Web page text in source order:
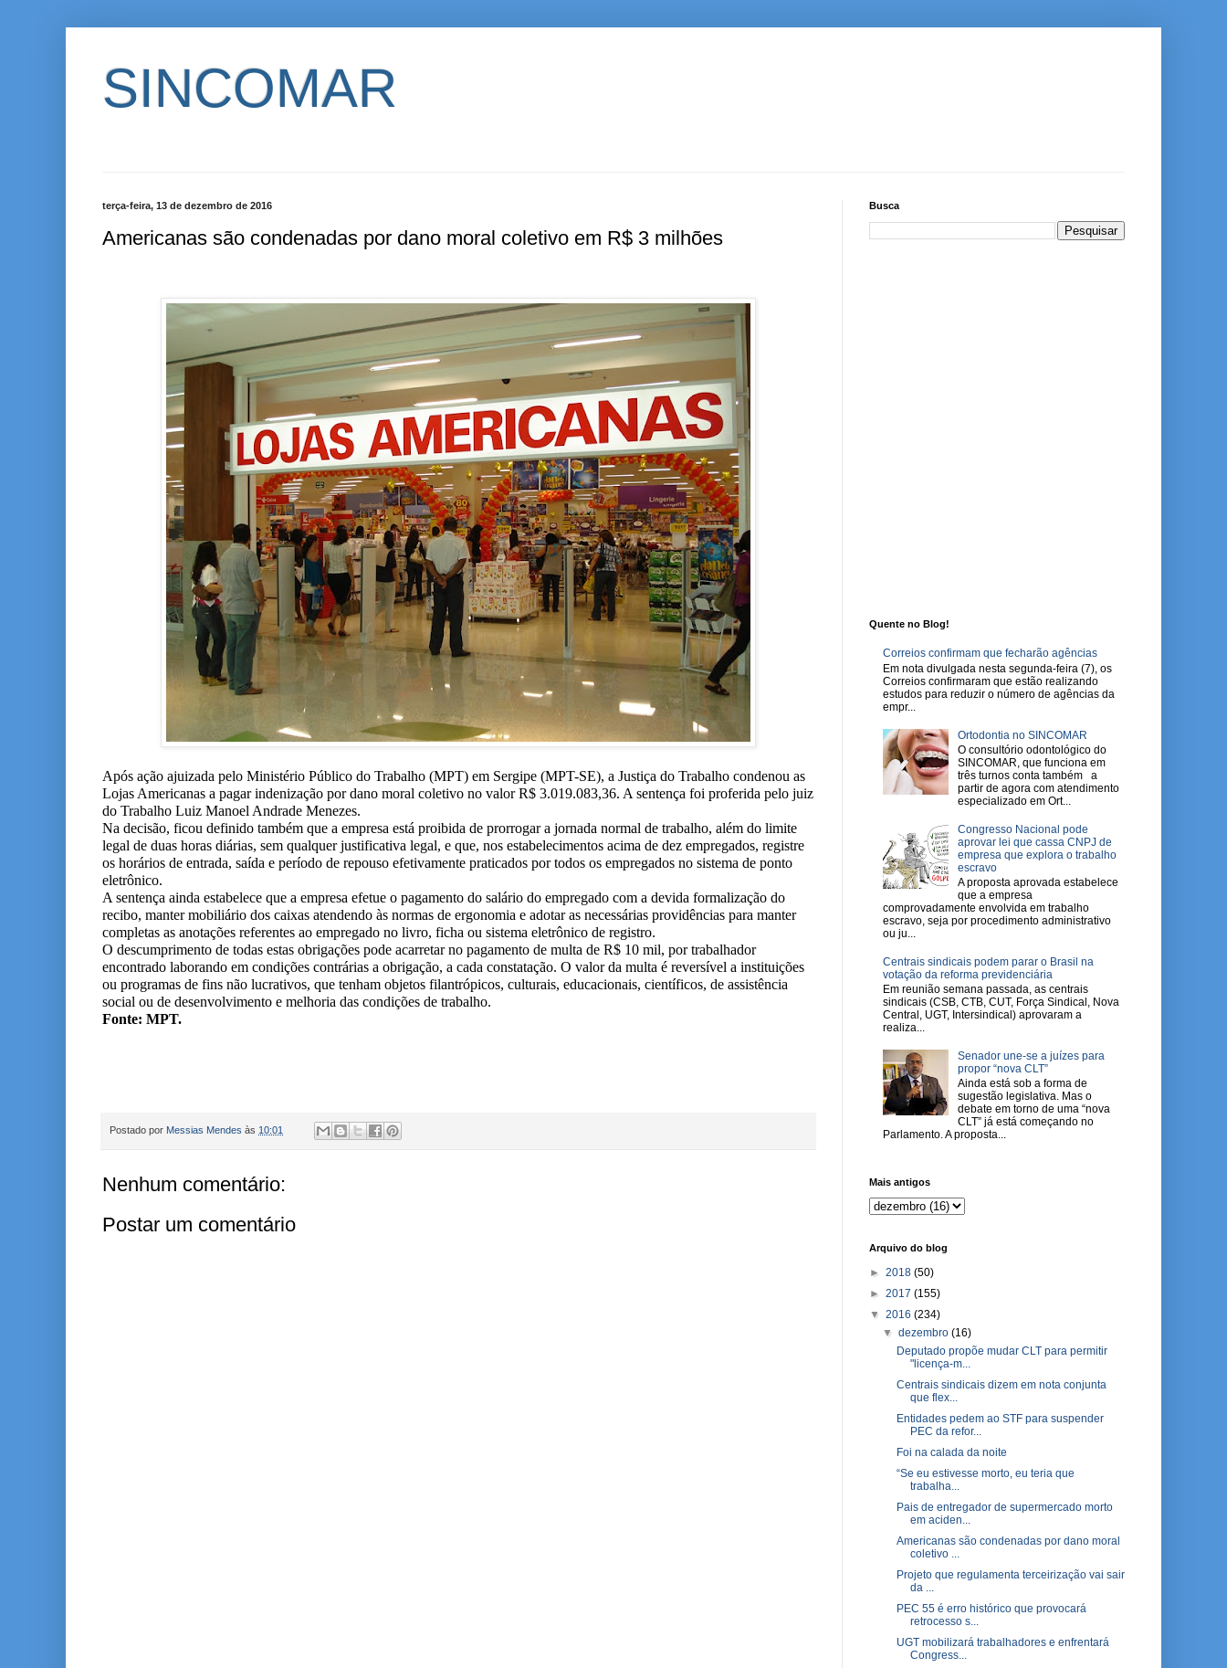
SINCOMAR
terça-feira, 13 de dezembro de 2016
Americanas são condenadas por dano moral coletivo em R$ 3 milhões
Após ação ajuizada pelo Ministério Público do Trabalho (MPT) em Sergipe (MPT-SE), a Justiça do Trabalho condenou as
Lojas Americanas a pagar indenização por dano moral coletivo no valor R$ 3.019.083,36. A sentença foi proferida pelo juiz
do Trabalho Luiz Manoel Andrade Menezes.
Na decisão, ficou definido também que a empresa está proibida de prorrogar a jornada normal de trabalho, além do limite
legal de duas horas diárias, sem qualquer justificativa legal, e que, nos estabelecimentos acima de dez empregados, registre
os horários de entrada, saída e período de repouso efetivamente praticados por todos os empregados no sistema de ponto
eletrônico.
A sentença ainda estabelece que a empresa efetue o pagamento do salário do empregado com a devida formalização do
recibo, manter mobiliário dos caixas atendendo às normas de ergonomia e adotar as necessárias providências para manter
completas as anotações referentes ao empregado no livro, ficha ou sistema eletrônico de registro.
O descumprimento de todas estas obrigações pode acarretar no pagamento de multa de R$ 10 mil, por trabalhador
encontrado laborando em condições contrárias a obrigação, a cada constatação. O valor da multa é reversível a instituições
ou programas de fins não lucrativos, que tenham objetos filantrópicos, culturais, educacionais, científicos, de assistência
social ou de desenvolvimento e melhoria das condições de trabalho.
Fonte: MPT.
Postado por Messias Mendes às 10:01
Nenhum comentário:
Postar um comentário
Busca
Quente no Blog!
Correios confirmam que fecharão agências
Em nota divulgada nesta segunda-feira (7), os
Correios confirmaram que estão realizando
estudos para reduzir o número de agências da
empr...
Ortodontia no SINCOMAR
O consultório odontológico do
SINCOMAR, que funciona em
três turnos conta também a
partir de agora com atendimento
especializado em Ort...
Congresso Nacional pode
aprovar lei que cassa CNPJ de
empresa que explora o trabalho
escravo
A proposta aprovada estabelece
que a empresa
comprovadamente envolvida em trabalho
escravo, seja por procedimento administrativo
ou ju...
Centrais sindicais podem parar o Brasil na
votação da reforma previdenciária
Em reunião semana passada, as centrais
sindicais (CSB, CTB, CUT, Força Sindical, Nova
Central, UGT, Intersindical) aprovaram a
realiza...
Senador une-se a juízes para
propor “nova CLT”
Ainda está sob a forma de
sugestão legislativa. Mas o
debate em torno de uma “nova
CLT” já está começando no
Parlamento. A proposta...
Mais antigos
Arquivo do blog
► 2018 (50)
► 2017 (155)
▼ 2016 (234)
▼dezembro(16)
Deputado propõe mudar CLT para permitir
"licença-m...
Centrais sindicais dizem em nota conjunta
que flex...
Entidades pedem ao STF para suspender
PEC da refor...
Foi na calada da noite
“Se eu estivesse morto, eu teria que
trabalha...
Pais de entregador de supermercado morto
em aciden...
Americanas são condenadas por dano moral
coletivo ...
Projeto que regulamenta terceirização vai sair
da ...
PEC 55 é erro histórico que provocará
retrocesso s...
UGT mobilizará trabalhadores e enfrentará
Congress...